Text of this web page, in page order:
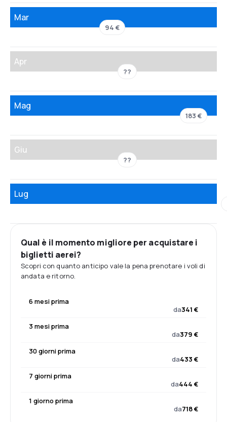
Mar
94 €
Apr
??
Mag
183 €
Giu
??
Lug
Qual è il momento migliore per acquistare i
biglietti aerei?
Scopri con quanto anticipo vale la pena prenotare i voli di
andata e ritorno.
6 mesi prima
da341 €
3 mesi prima
da379 €
30 giorni prima
da433 €
7 giorni prima
da444 €
1 giorno prima
da718 €